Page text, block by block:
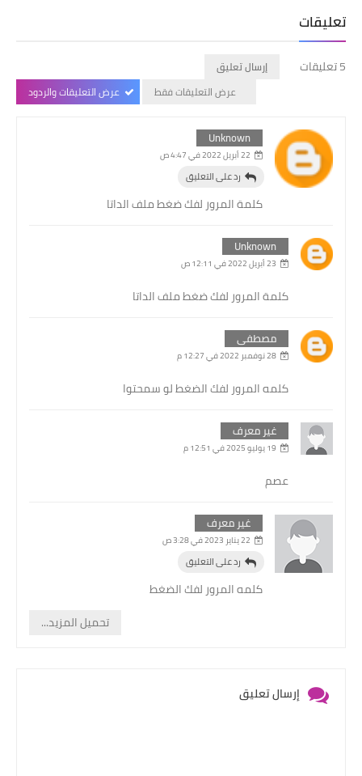
تعليقات
5 تعليقات
إرسال تعليق
عرض التعليقات فقط
عرض التعليقات والردود
Unknown
22 أبريل 2022 في 4:47 ص
كلمة المرور لفك ضغط ملف الداتا
رد على التعليق
Unknown
23 أبريل 2022 في 12:11 ص
كلمة المرور لفك ضغط ملف الداتا
مصطفى
28 نوفمبر 2022 في 12:27 م
كلمه المرور لفك الضغط لو سمحتوا
غير معرف
19 يوليو 2025 في 12:51 م
عصم
غير معرف
22 يناير 2023 في 3:28 ص
كلمه المرور لفك الضغط
رد على التعليق
تحميل المزيد...
إرسال تعليق